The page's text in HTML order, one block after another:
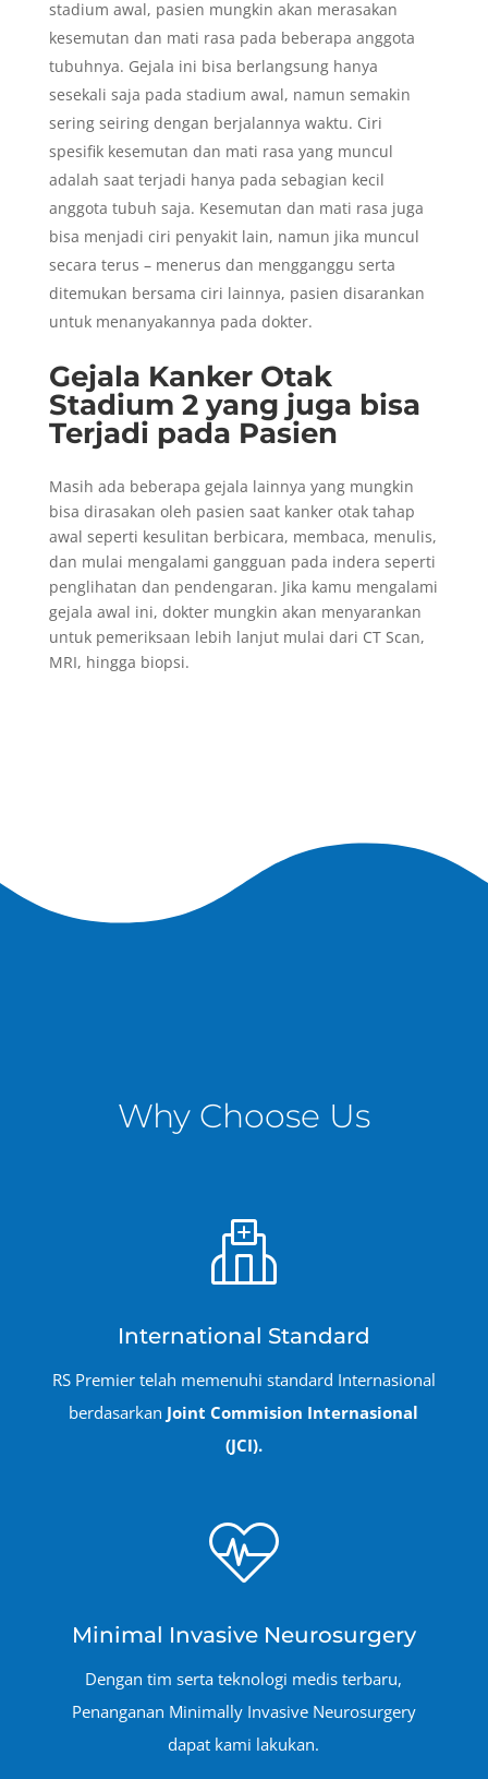
stadium awal, pasien mungkin akan merasakan
kesemutan dan mati rasa pada beberapa anggota
tubuhnya. Gejala ini bisa berlangsung hanya
sesekali saja pada stadium awal, namun semakin
sering seiring dengan berjalannya waktu. Ciri
spesifik kesemutan dan mati rasa yang muncul
adalah saat terjadi hanya pada sebagian kecil
anggota tubuh saja. Kesemutan dan mati rasa juga
bisa menjadi ciri penyakit lain, namun jika muncul
secara terus – menerus dan mengganggu serta
ditemukan bersama ciri lainnya, pasien disarankan
untuk menanyakannya pada dokter.
Gejala Kanker Otak
Stadium 2 yang juga bisa
Terjadi pada Pasien
Masih ada beberapa gejala lainnya yang mungkin
bisa dirasakan oleh pasien saat kanker otak tahap
awal seperti kesulitan berbicara, membaca, menulis,
dan mulai mengalami gangguan pada indera seperti
penglihatan dan pendengaran. Jika kamu mengalami
gejala awal ini, dokter mungkin akan menyarankan
untuk pemeriksaan lebih lanjut mulai dari CT Scan,
MRI, hingga biopsi.
Why Choose Us
International Standard
RS Premier telah memenuhi standard Internasional
berdasarkan Joint Commision Internasional
(JCI).
Minimal Invasive Neurosurgery
Dengan tim serta teknologi medis terbaru,
Penanganan Minimally Invasive Neurosurgery
dapat kami lakukan.